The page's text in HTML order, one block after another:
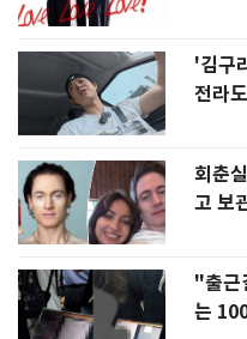
'김구
전라
회춘
고 보
"출근
는